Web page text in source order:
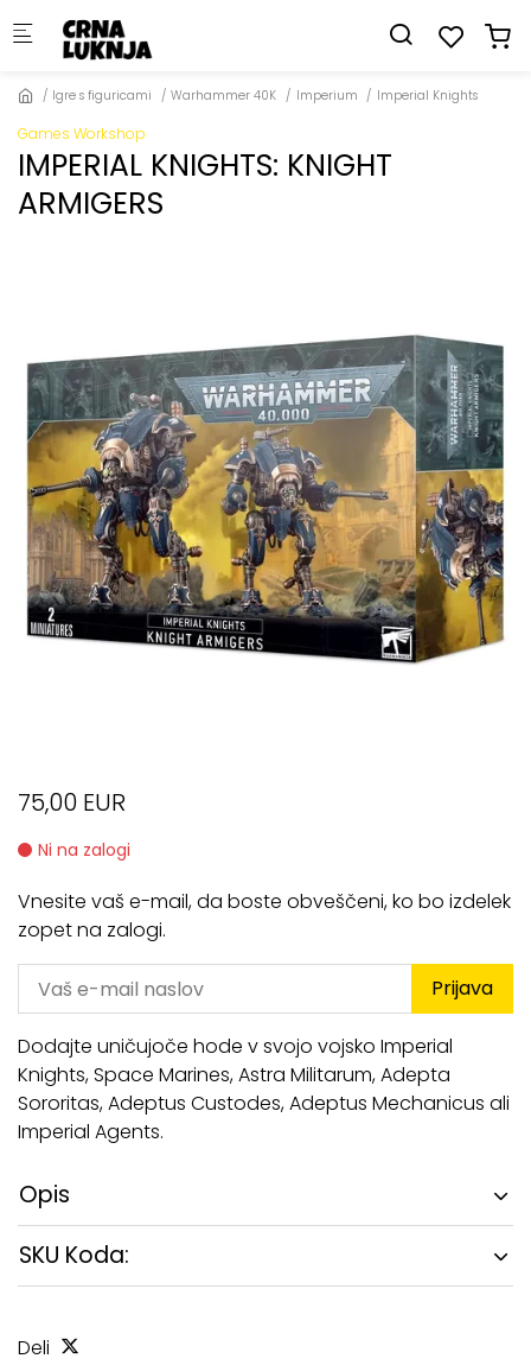
Skip to main content
Igre s figuricami Warhammer 40K Imperium Imperial Knights
Games Workshop
IMPERIAL KNIGHTS: KNIGHT
ARMIGERS
75,00 EUR
Ni na zalogi
Vnesite vaš e-mail, da boste obveščeni, ko bo izdelek
zopet na zalogi.
Prijava
Dodajte uničujoče hode v svojo vojsko Imperial
Knights, Space Marines, Astra Militarum, Adepta
Sororitas, Adeptus Custodes, Adeptus Mechanicus ali
Imperial Agents.
Opis
SKU Koda:
Deli